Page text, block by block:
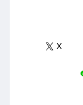
X